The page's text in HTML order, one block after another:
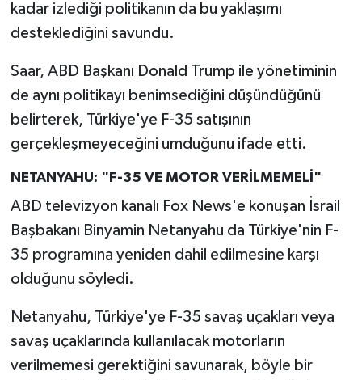
kadar izlediği politikanın da bu yaklaşımı
desteklediğini savundu.
Saar, ABD Başkanı Donald Trump ile yönetiminin
de aynı politikayı benimsediğini düşündüğünü
belirterek, Türkiye'ye F-35 satışının
gerçekleşmeyeceğini umduğunu ifade etti.
NETANYAHU: "F-35 VE MOTOR VERİLMEMELİ"
ABD televizyon kanalı Fox News'e konuşan İsrail
Başbakanı Binyamin Netanyahu da Türkiye'nin F-
35 programına yeniden dahil edilmesine karşı
olduğunu söyledi.
Netanyahu, Türkiye'ye F-35 savaş uçakları veya
savaş uçaklarında kullanılacak motorların
verilmemesi gerektiğini savunarak, böyle bir